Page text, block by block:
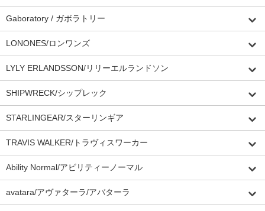
Gaboratory / ガボラトリー
LONONES/ロンワンズ
LYLY ERLANDSSON/リリーエルランドソン
SHIPWRECK/シップレック
STARLINGEAR/スターリンギア
TRAVIS WALKER/トラヴィスワーカー
Ability Normal/アビリティーノーマル
avatara/アヴァターラ/アバターラ